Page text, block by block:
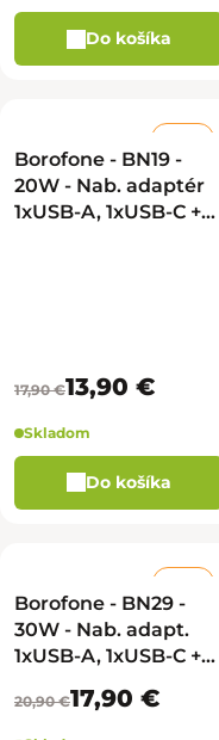
Do košíka
Borofone - BN19 -
20W - Nab. adaptér
1xUSB-A, 1xUSB-C +
17,90 €13,90 €
Skladom
Do košíka
Borofone - BN29 -
30W - Nab. adapt.
1xUSB-A, 1xUSB-C +
Lightning - biela
20,90 €17,90 €